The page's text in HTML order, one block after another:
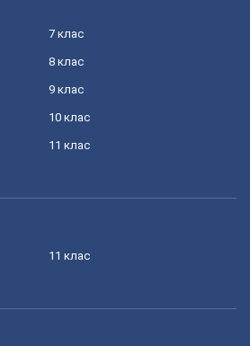
7 клас
8 клас
9 клас
10 клас
11 клас
11 клас